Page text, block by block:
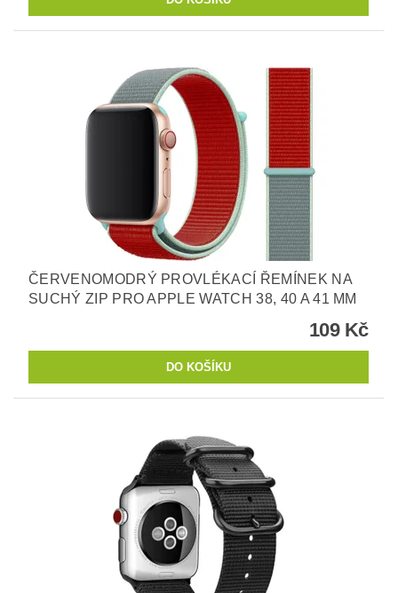
ČERVENOMODRÝ PROVLÉKACÍ ŘEMÍNEK NA
SUCHÝ ZIP PRO APPLE WATCH 38, 40 A 41 MM
109 Kč